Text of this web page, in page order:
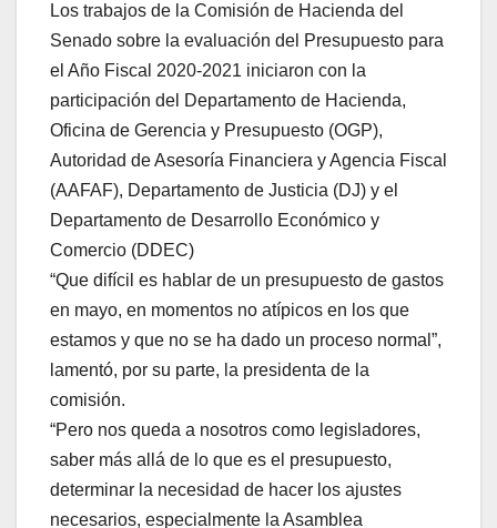
Los trabajos de la Comisión de Hacienda del
Senado sobre la evaluación del Presupuesto para
el Año Fiscal 2020-2021 iniciaron con la
participación del Departamento de Hacienda,
Oficina de Gerencia y Presupuesto (OGP),
Autoridad de Asesoría Financiera y Agencia Fiscal
(AAFAF), Departamento de Justicia (DJ) y el
Departamento de Desarrollo Económico y
Comercio (DDEC)
“Que difícil es hablar de un presupuesto de gastos
en mayo, en momentos no atípicos en los que
estamos y que no se ha dado un proceso normal”,
lamentó, por su parte, la presidenta de la
comisión.
“Pero nos queda a nosotros como legisladores,
saber más allá de lo que es el presupuesto,
determinar la necesidad de hacer los ajustes
necesarios, especialmente la Asamblea